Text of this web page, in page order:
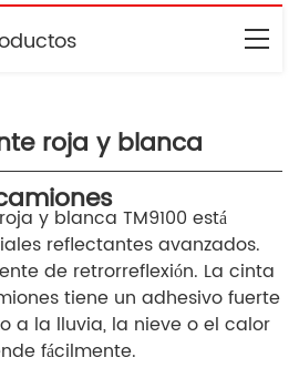
roja y blanca
y blanca TM9100 está
reflectantes avanzados.
de retrorreflexión. La cinta
tiene un adhesivo fuerte
a la lluvia, la nieve o el calor
fácilmente.